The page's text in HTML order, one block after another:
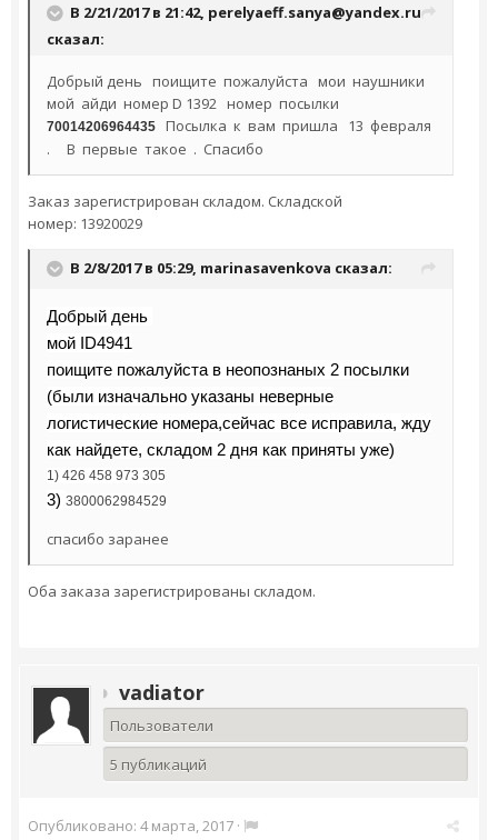
В 2/21/2017 в 21:42, perelyaeff.sanya@yandex.ru
сказал:
Добрый день поищите пожалуйста мои наушники
мой айди номер D 1392 номер посылки
70014206964435
Посылка к вам пришла 13 февраля
. В первые такое . Спасибо
Заказ зарегистрирован складом. Складской
номер: 13920029
В 2/8/2017 в 05:29, marinasavenkova сказал:
Добрый день
мой ID4941
поищите пожалуйста в неопознаных 2 посылки
(были изначально указаны неверные
логистические номера,сейчас все исправила, жду
как найдете, складом 2 дня как приняты уже)
1) 426 458 973 305
3) 3800062984529
спасибо заранее
Оба заказа зарегистрированы складом.
vadiator
Пользователи
5 публикаций
Опубликовано: 4 марта, 2017 ·